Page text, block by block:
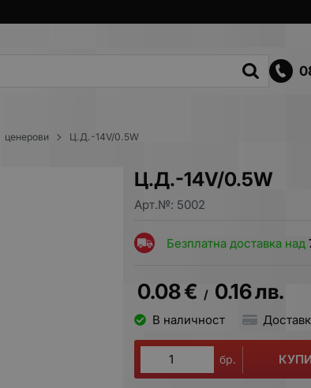
ценерови Ц.Д.-14V/0.5W
Ц.Д.-14V/0.5W
Арт.№: 5002
Безплатна доставка над
0.08€ / 0.16лв.
В наличност
бр.